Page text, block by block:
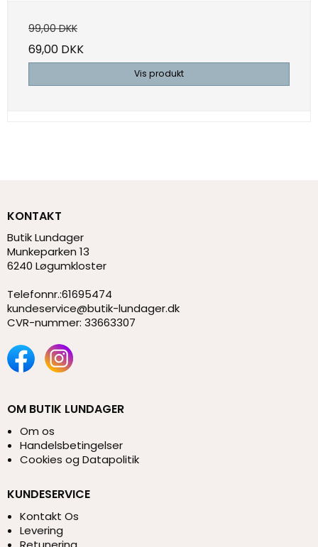
99,00 DKK
69,00 DKK
Vis produkt
KONTAKT
Butik Lundager
Munkeparken 13
6240 Løgumkloster
Telefonnr.:61695474
kundeservice@butik-lundager.dk
CVR-nummer: 33663307
OM BUTIK LUNDAGER
Om os
Handelsbetingelser
Cookies og Datapolitik
KUNDESERVICE
Kontakt Os
Levering